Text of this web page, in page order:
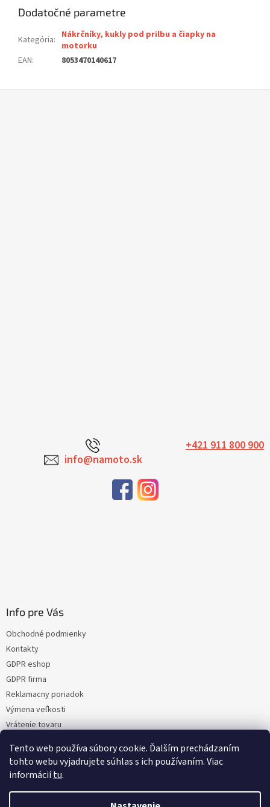
Tento web používa súbory cookie. Ďalším prechádzaním
tohto webu vyjadrujete súhlas s ich používaním. Viac
informáciítu.
Dodatočné parametre
Kategória: Nákrčníky, kukly pod prilbu a čiapky na
motorku
EAN: 8053470140617
+421 911 800 900
info@namoto.sk
Info pre Vás
Obchodné podmienky
Kontakty
GDPR eshop
GDPR firma
Reklamacny poriadok
Výmena veľkosti
Vrátenie tovaru
Moja objednávka